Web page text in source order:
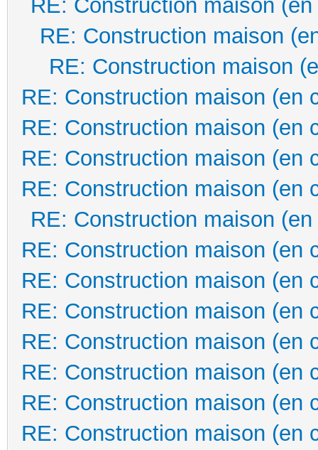
RE: Construction maison
RE: Construction maison
RE: Construction maison
RE: Construction maison (en
RE: Construction maison (en
RE: Construction maison (en
RE: Construction maison (en
RE: Construction maison
RE: Construction maison (en
RE: Construction maison (en
RE: Construction maison (en
RE: Construction maison (en
RE: Construction maison (en
RE: Construction maison (en
RE: Construction maison (en